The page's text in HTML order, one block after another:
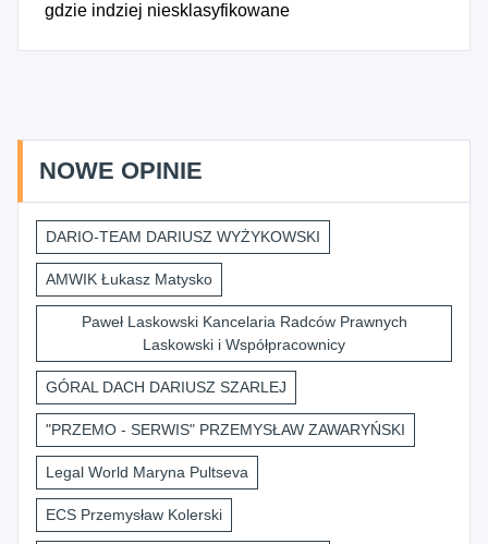
gdzie indziej niesklasyfikowane
NOWE OPINIE
DARIO-TEAM DARIUSZ WYŻYKOWSKI
AMWIK Łukasz Matysko
Paweł Laskowski Kancelaria Radców Prawnych
Laskowski i Współpracownicy
GÓRAL DACH DARIUSZ SZARLEJ
"PRZEMO - SERWIS" PRZEMYSŁAW ZAWARYŃSKI
Legal World Maryna Pultseva
ECS Przemysław Kolerski